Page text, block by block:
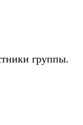
группы.